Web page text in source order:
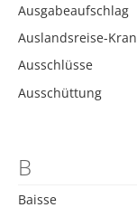
Ausgabeaufschlag
Auslandsreise-
Ausschlüsse
Ausschüttung
B
Baisse